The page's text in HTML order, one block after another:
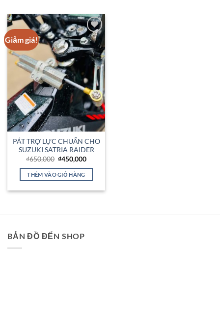
Giảm giá!
Add to
Wishlist
PÁT TRỢ LỰC CHUẨN CHO
SUZUKI SATRIA RAIDER
₫650,000 Giá
là:
₫650,000.
₫450,000Giá
tại
THÊM VÀO GIỎ HÀNG
BẢN ĐỒ ĐẾN SHOP